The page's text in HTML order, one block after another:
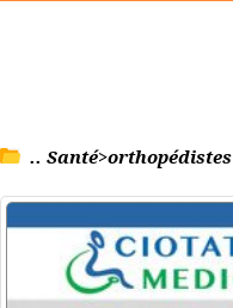
.. Santé>orthopédistes